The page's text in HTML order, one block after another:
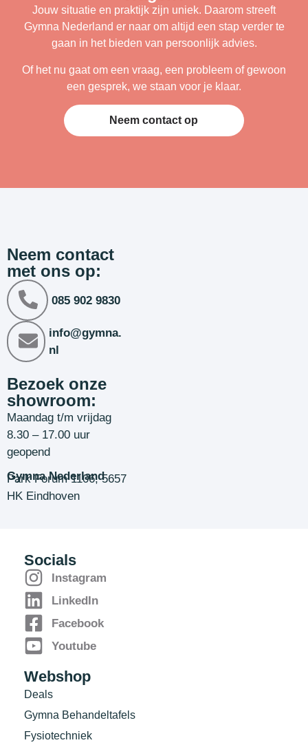
Jouw situatie en praktijk zijn uniek. Daarom streeft
Gymna Nederland er naar om altijd een stap verder te
gaan in het bieden van persoonlijk advies.
Of het nu gaat om een vraag, een probleem of gewoon
een gesprek, we staan voor je klaar.
Neem contact op
Neem contact
met ons op:
085 902 9830
info@gymna.
nl
Bezoek onze
showroom:
Maandag t/m vrijdag
8.30 – 17.00 uur
geopend
Gymna Nederland
Park Forum 1106, 5657
HK Eindhoven
Socials
Instagram
LinkedIn
Facebook
Youtube
Webshop
Deals
Gymna Behandeltafels
Fysiotechniek